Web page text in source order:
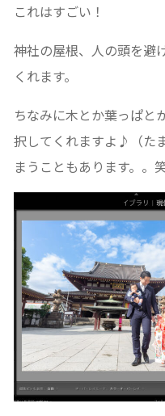
これはすごい！
神社の屋根、人の頭を避
くれます。
ちなみに木とか葉っぱと
択してくれますよ♪（た
まうこともあります。。笑